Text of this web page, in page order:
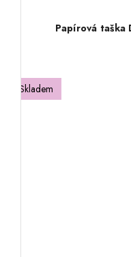
Papírová taška
Skladem